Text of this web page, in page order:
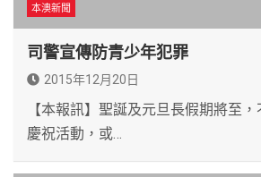
本澳新聞
司警宣傳防青少年犯罪
2015年12月20日
【本報訊】聖誕及元旦長假期將至
慶祝活動，或…